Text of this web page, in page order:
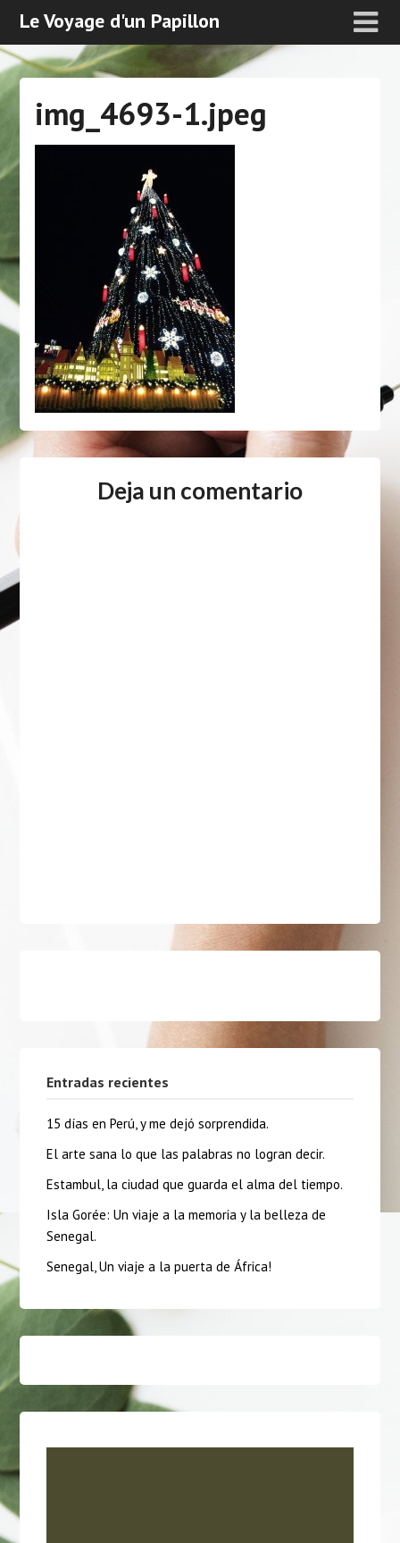
Le Voyage d'un Papillon
img_4693-1.jpeg
Deja un comentario
Entradas recientes
15 días en Perú, y me dejó sorprendida.
El arte sana lo que las palabras no logran decir.
Estambul, la ciudad que guarda el alma del tiempo.
Isla Gorée: Un viaje a la memoria y la belleza de
Senegal.
Senegal, Un viaje a la puerta de África!